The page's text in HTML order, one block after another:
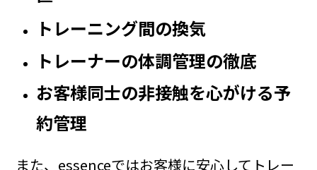
トレーニング間の換気
トレーナーの体調管理の徹底
お客様同士の非接触を心がける予
約管理
また、essenceではお客様に安心してトレー